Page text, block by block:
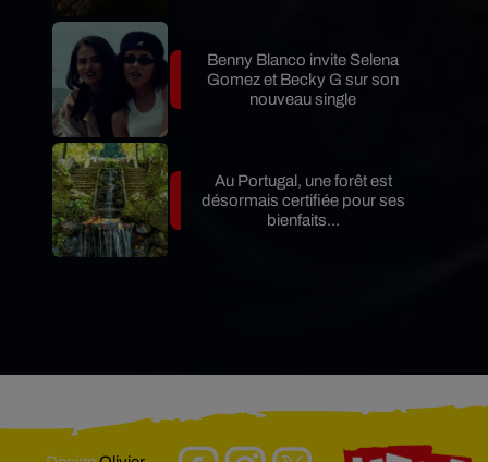
Benny Blanco invite Selena
Gomez et Becky G sur son
nouveau single
Au Portugal, une forêt est
désormais certifiée pour ses
bienfaits...